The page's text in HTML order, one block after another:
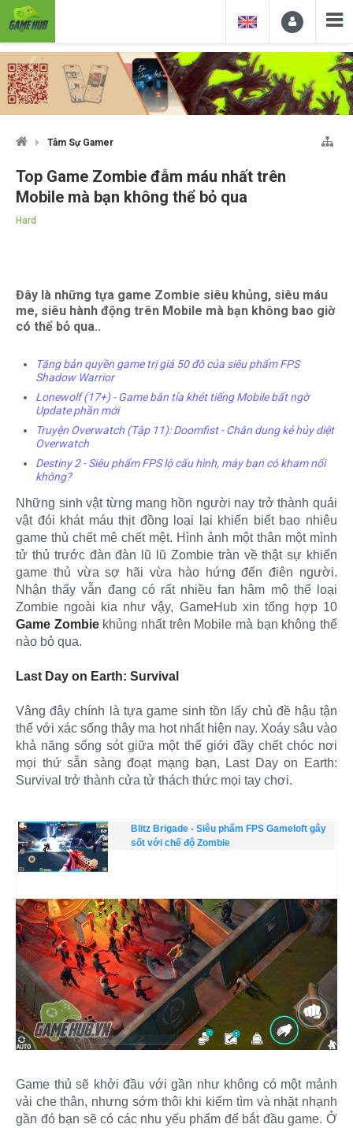
Tâm Sự Gamer
Top Game Zombie đẫm máu nhất trên
Mobile mà bạn không thể bỏ qua
Hard
Đây là những tựa game Zombie siêu khủng, siêu máu
me, siêu hành động trên Mobile mà bạn không bao giờ
có thể bỏ qua..
Tặng bản quyền game trị giá 50 đô của siêu phẩm FPS
Shadow Warrior
Lonewolf (17+) - Game bắn tỉa khét tiếng Mobile bất ngờ
Update phần mới
Truyện Overwatch (Tập 11): Doomfist - Chân dung kẻ hủy diệt
Overwatch
Destiny 2 - Siêu phẩm FPS lộ cấu hình, máy bạn có kham nổi
không?
Những sinh vật từng mang hồn người nay trở thành quái
vật đói khát máu thịt đồng loại lại khiến biết bao nhiêu
game thủ chết mê chết mệt. Hình ảnh một thân một mình
tử thủ trước đàn đàn lũ lũ Zombie tràn về thật sự khiến
game thủ vừa sợ hãi vừa hào hứng đến điên người.
Nhận thấy vẫn đang có rất nhiều fan hâm mộ thể loại
Zombie ngoài kia như vậy, GameHub xin tổng hợp 10
Game Zombiekhủng nhất trên Mobile mà bạn không thể
nào bỏ qua.
Last Day on Earth: Survival
Vâng đây chính là tựa game sinh tồn lấy chủ đề hậu tận
thế với xác sống thây ma hot nhất hiện nay. Xoáy sâu vào
khả năng sống sót giữa một thế giới đầy chết chóc nơi
mọi thứ sẵn sàng đoạt mạng bạn, Last Day on Earth:
Survival trở thành cửa tử thách thức mọi tay chơi.
Blitz Brigade - Siêu phẩm FPS Gameloft gây
sốt với chế độ Zombie
Game thủ sẽ khởi đầu với gần như không có một mảnh
vải che thân, nhưng sớm thôi khi kiếm tìm và nhặt nhạnh
gần đó bạn sẽ có các nhu yếu phẩm để bắt đầu game. Ở